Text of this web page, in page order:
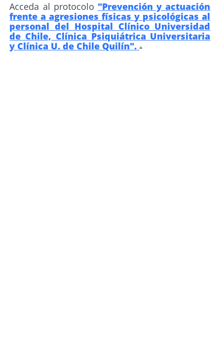
Acceda al protocolo "Prevención y actuación
frente a agresiones físicas y psicológicas al
personal del Hospital Clínico Universidad
de Chile, Clínica Psiquiátrica Universitaria
y Clínica U. de Chile Quilín".